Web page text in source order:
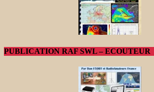
PUBLICATION RAF SWL – ECOUTEUR